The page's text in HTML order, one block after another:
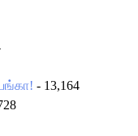
- 13,164